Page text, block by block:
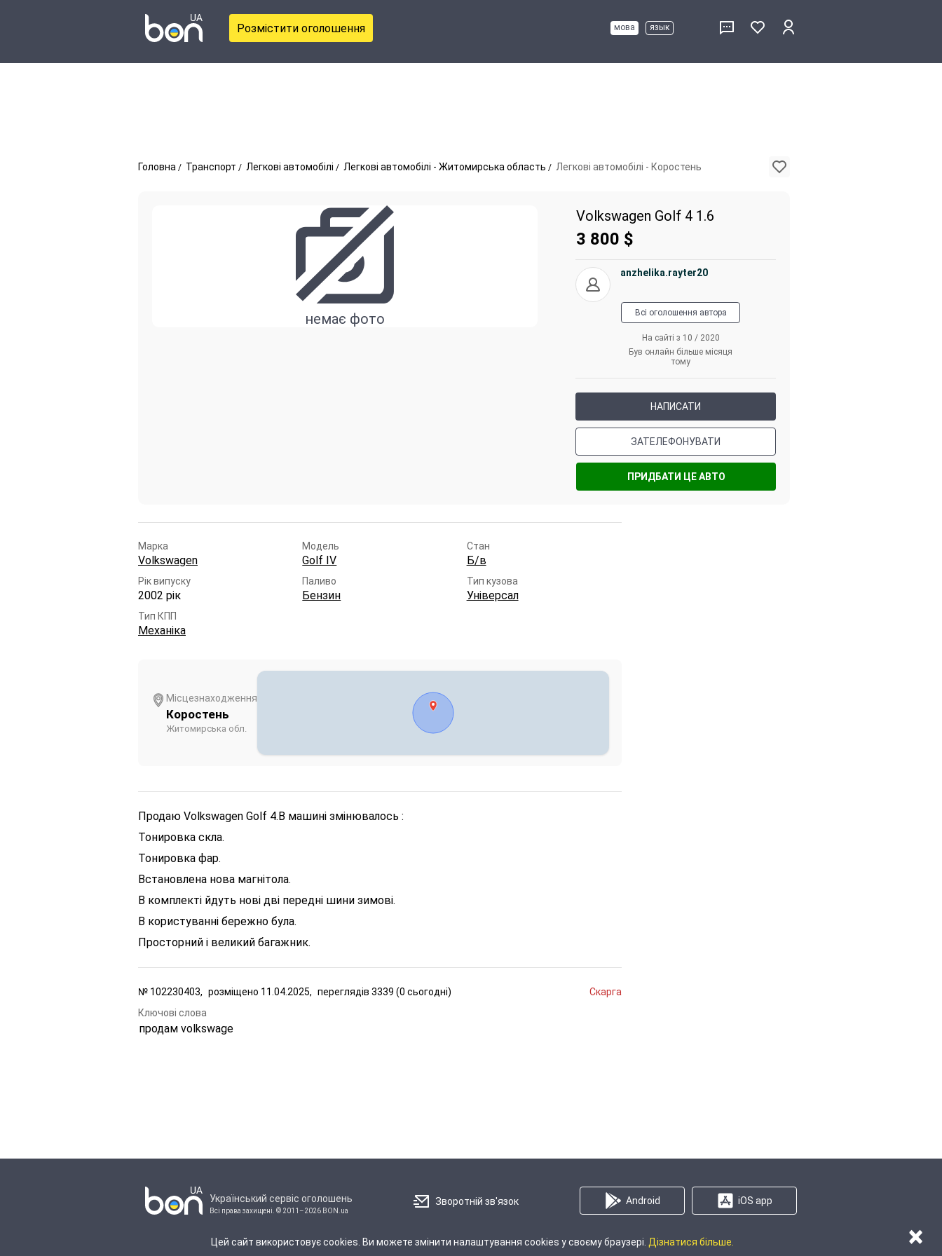
Розмістити оголошення мова язык
Головна Транспорт Легкові автомобілі Легкові автомобілі - Житомирська область Легкові автомобілі - Коростень
немає фото
Volkswagen Golf 4 1.6
3 800 $
anzhelika.rayter20
Всі оголошення автора
На сайті з 10 / 2020
Був онлайн більше місяця
тому
НАПИСАТИ
ЗАТЕЛЕФОНУВАТИ
ПРИДБАТИ ЦЕ АВТО
Марка
Volkswagen
Модель
Golf IV
Стан
Б/в
Рік випуску
2002 рік
Паливо
Бензин
Тип кузова
Універсал
Тип КПП
Механіка
Місцезнаходження
Коростень
Житомирська обл.
Продаю Volkswagen Golf 4.В машині змінювалось :
Тонировка скла.
Тонировка фар.
Встановлена нова магнітола.
В комплекті йдуть нові дві передні шини зимові.
В користуванні бережно була.
Просторний і великий багажник.
№ 102230403, розміщено 11.04.2025, переглядів 3339 (0 сьогодні)
Скарга
Ключові слова
продам volkswage
Цей сайт використовує cookies. Ви можете змінити налаштування cookies у своєму браузері. Дізнатися більше. ×
Український сервіс оголошень
Всі права захищені. © 2011–2026 BON.ua
Зворотній зв'язок Android iOS app
Про НасПравилаПолітика конфіденційностіРеклама на сайтіКарта регіонів